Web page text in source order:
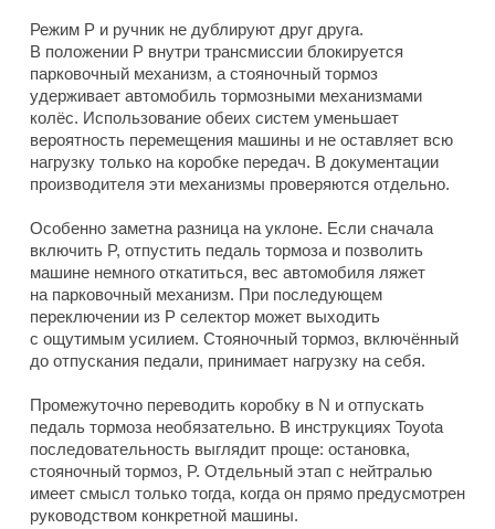
Режим P и ручник не дублируют друг друга.
В положении P внутри трансмиссии блокируется
парковочный механизм, а стояночный тормоз
удерживает автомобиль тормозными механизмами
колёс. Использование обеих систем уменьшает
вероятность перемещения машины и не оставляет всю
нагрузку только на коробке передач. В документации
производителя эти механизмы проверяются отдельно.
Особенно заметна разница на уклоне. Если сначала
включить P, отпустить педаль тормоза и позволить
машине немного откатиться, вес автомобиля ляжет
на парковочный механизм. При последующем
переключении из P селектор может выходить
с ощутимым усилием. Стояночный тормоз, включённый
до отпускания педали, принимает нагрузку на себя.
Промежуточно переводить коробку в N и отпускать
педаль тормоза необязательно. В инструкциях Toyota
последовательность выглядит проще: остановка,
стояночный тормоз, P. Отдельный этап с нейтралью
имеет смысл только тогда, когда он прямо предусмотрен
руководством конкретной машины.